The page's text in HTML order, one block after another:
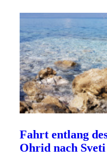
Fahrt entlang
Ohrid nach